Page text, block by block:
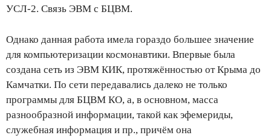
УСЛ-2. Связь ЭВМ с БЦВМ.
Однако данная работа имела гораздо большее значение
для компьютеризации космонавтики. Впервые была
создана сеть из ЭВМ КИК, протяжённостью от Крыма до
Камчатки. По сети передавались далеко не только
программы для БЦВМ КО, а, в основном, масса
разнообразной информации, такой как эфемериды,
служебная информация и пр., причём она